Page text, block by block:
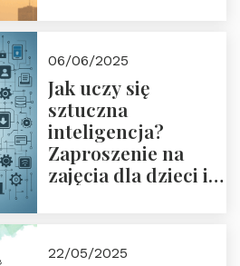
06/06/2025
Jak uczy się
sztuczna
inteligencja?
Zaproszenie na
zajęcia dla dzieci i
22/05/2025